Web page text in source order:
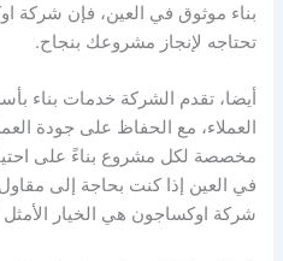
بناء موثوق في العين، فإن شركة
تحتاجه لإنجاز مشروعك بنجاح.
أيضا، تقدم الشركة خدمات بناء
العملاء، مع الحفاظ على جودة
مخصصة لكل مشروع بناءً على
في العين إذا كنت بحاجة إلى
شركة اوكساجون هي الخيار